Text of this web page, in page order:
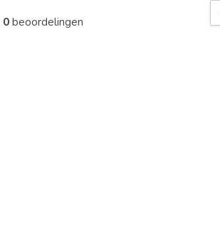
0beoordelingen